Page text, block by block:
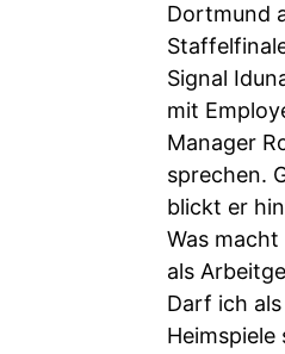
Dortmund
Signal
mit
Manager
sprechen.
blickt er
Was
als
Darf ich
Heimspiele